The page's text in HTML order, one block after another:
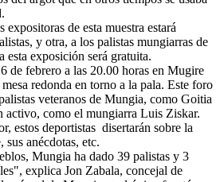
expositoras de esta muestra estará
y otra, a los palistas mungiarras de
esta exposición será gratuita.
de febrero a las 20.00 horas en Mugire
redonda en torno a la pala. Este foro
veteranos de Mungia, como Goitia
activo, como el mungiarra Luis Ziskar.
estos deportistas disertarán sobre la
sus anécdotas, etc.
Mungia ha dado 39 palistas y 3
explica Jon Zabala, concejal de